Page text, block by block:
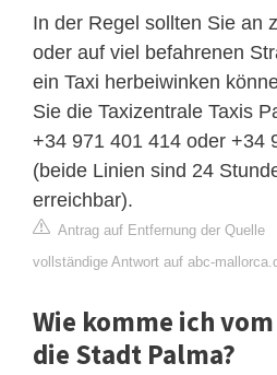
In der Regel sollten Sie an
oder auf viel befahrenen
ein Taxi herbeiwinken
Sie die Taxizentrale Taxis
+34 971 401 414 oder +34
(beide Linien sind 24
erreichbar).
Antrag auf Entfernung der Quelle
vollständige Antwort auf abc-
Wie komme ich
die Stadt Palma?